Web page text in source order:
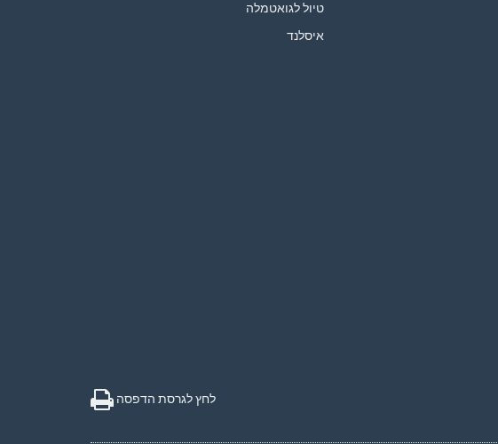
טיול לגואטמלה
איסלנד
לחץ לגרסת הדפסה